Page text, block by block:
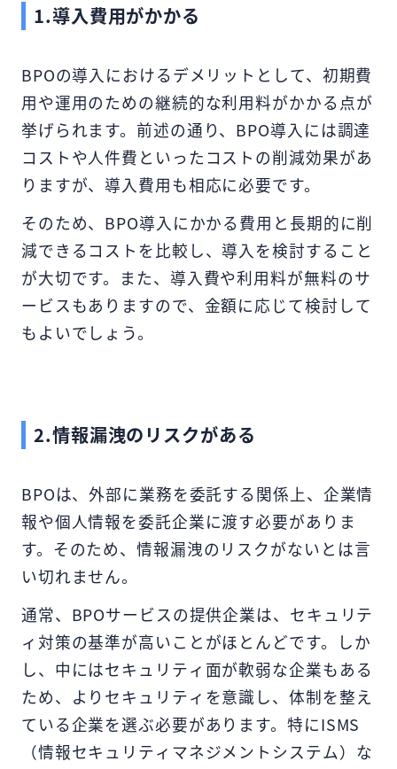
1.導入費用がかかる
BPOの導入におけるデメリットとして、初期費
用や運用のための継続的な利用料がかかる点が
挙げられます。前述の通り、BPO導入には調達
コストや人件費といったコストの削減効果があ
りますが、導入費用も相応に必要です。
そのため、BPO導入にかかる費用と長期的に削
減できるコストを比較し、導入を検討すること
が大切です。また、導入費や利用料が無料のサ
ービスもありますので、金額に応じて検討して
もよいでしょう。
2.情報漏洩のリスクがある
BPOは、外部に業務を委託する関係上、企業情
報や個人情報を委託企業に渡す必要がありま
す。そのため、情報漏洩のリスクがないとは言
い切れません。
通常、BPOサービスの提供企業は、セキュリテ
ィ対策の基準が高いことがほとんどです。しか
し、中にはセキュリティ面が軟弱な企業もある
ため、よりセキュリティを意識し、体制を整え
ている企業を選ぶ必要があります。特にISMS
（情報セキュリティマネジメントシステム）な